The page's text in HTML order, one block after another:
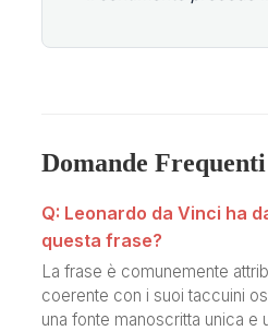
Domande
Q: Leonardo da Vinci ha
questa frase?
La frase è comunemente
coerente con i suoi taccuini
una fonte manoscritta unica e